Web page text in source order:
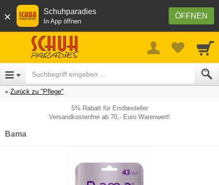
× ÖFFNEN
Schuhparadies
In App öffnen
Zurück zu "Pflege"
5% Rabatt für Erstbesteller
Versandkostenfrei ab 70,- Euro Warenwert!
Bama